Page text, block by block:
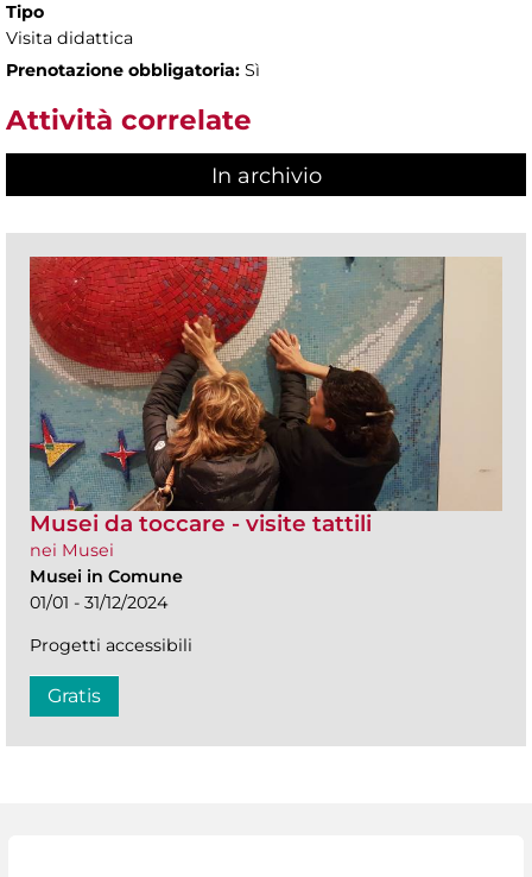
Tipo
Visita didattica
Prenotazione obbligatoria: Sì
Attività correlate
In archivio
Musei da toccare - visite tattili
nei Musei
Musei in Comune
01/01 - 31/12/2024
Progetti accessibili
Gratis